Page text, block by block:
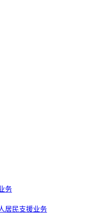
务
居民支援业务